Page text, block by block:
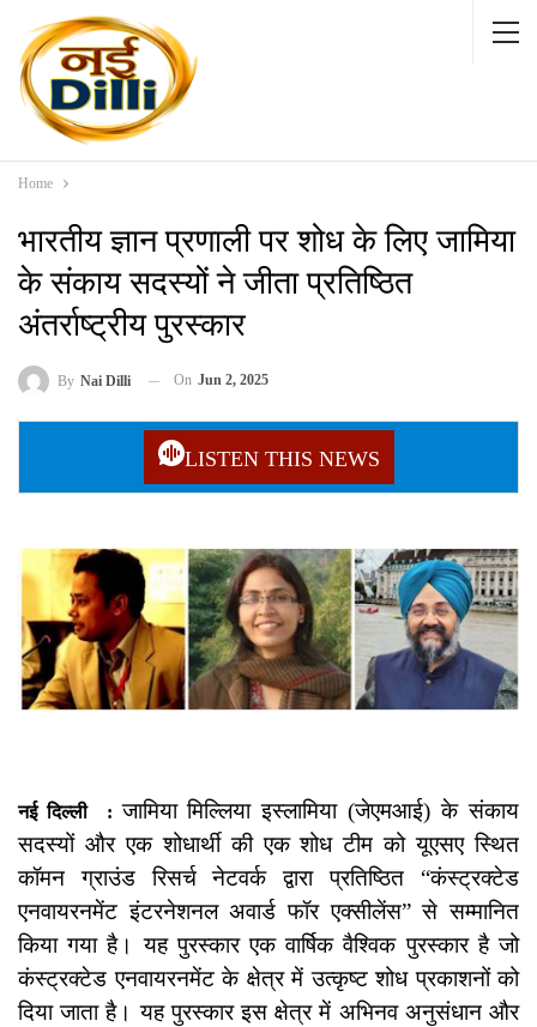
Home
भारतीय ज्ञान प्रणाली पर शोध के लिए जामिया
के संकाय सदस्यों ने जीता प्रतिष्ठित
अंतर्राष्ट्रीय पुरस्कार
By Nai Dilli On Jun 2, 2025
LISTEN THIS NEWS
नई दिल्ली : जामिया मिल्लिया इस्लामिया (जेएमआई) के संकाय
सदस्यों और एक शोधार्थी की एक शोध टीम को यूएसए स्थित
कॉमन ग्राउंड रिसर्च नेटवर्क द्वारा प्रतिष्ठित “कंस्ट्रक्टेड
एनवायरनमेंट इंटरनेशनल अवार्ड फॉर एक्सीलेंस” से सम्मानित
किया गया है। यह पुरस्कार एक वार्षिक वैश्विक पुरस्कार है जो
कंस्ट्रक्टेड एनवायरनमेंट के क्षेत्र में उत्कृष्ट शोध प्रकाशनों को
दिया जाता है। यह पुरस्कार इस क्षेत्र में अभिनव अनुसंधान और